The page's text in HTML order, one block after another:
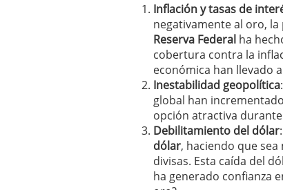
Inflación y tasas de
negativamente al oro,
Reserva Federal ha
cobertura contra la
económica han llevado
Inestabilidad geopolítica
global han
opción atractiva
Debilitamiento del dólar
dólar, haciendo que
divisas. Esta caída del
ha generado confianza